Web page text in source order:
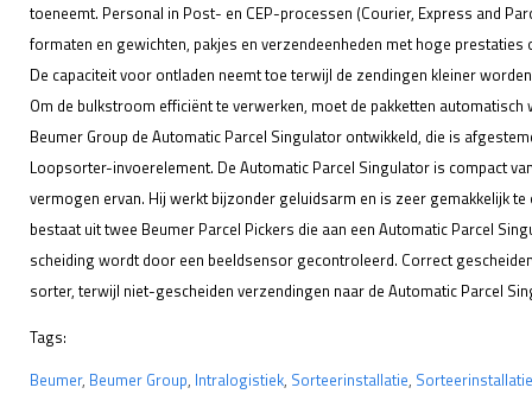
toeneemt. Personal in Post- en CEP-processen (Courier, Express and
formaten en gewichten, pakjes en verzendeenheden met hoge
De capaciteit voor ontladen neemt toe terwijl de zendingen kleiner
Om de bulkstroom efficiënt te verwerken, moet de pakketten
Beumer Group de Automatic Parcel Singulator ontwikkeld, die is
Loopsorter-invoerelement. De Automatic Parcel Singulator is compact
vermogen ervan. Hij werkt bijzonder geluidsarm en is zeer gemakkelijk
bestaat uit twee Beumer Parcel Pickers die aan een Automatic Parcel
scheiding wordt door een beeldsensor gecontroleerd. Correct
sorter, terwijl niet-gescheiden verzendingen naar de Automatic Parcel
Tags:
Beumer, Beumer Group, Intralogistiek, Sorteerinstallatie,